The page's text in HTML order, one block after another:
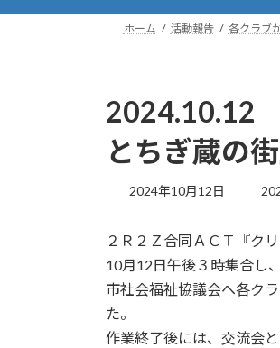
ホーム 活動報告 各クラブ
2024.10.12
とちぎ蔵の
2024年10月12日
最
新
:
２Ｒ２Ｚ合同ＡＣＴ『ク
10月12日午後３時集合し
市社会福祉協議会へ各ク
た。
作業終了後には、交流会